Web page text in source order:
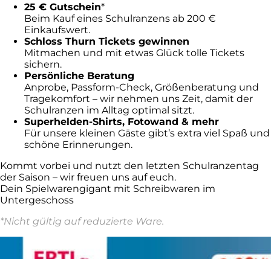
25 € Gutschein*
Beim Kauf eines Schulranzens ab 200 €
Einkaufswert.
Schloss Thurn Tickets gewinnen
Mitmachen und mit etwas Glück tolle Tickets
sichern.
Persönliche Beratung
Anprobe, Passform-Check, Größenberatung und
Tragekomfort – wir nehmen uns Zeit, damit der
Schulranzen im Alltag optimal sitzt.
Superhelden-Shirts, Fotowand & mehr
Für unsere kleinen Gäste gibt’s extra viel Spaß und
schöne Erinnerungen.
Kommt vorbei und nutzt den letzten Schulranzentag
der Saison – wir freuen uns auf euch.
Dein Spielwarengigant mit Schreibwaren im
Untergeschoss
*Nicht gültig auf reduzierte Ware.